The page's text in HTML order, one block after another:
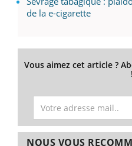
de la e-cigarette
Vous aimez cet article ?
!
NOUS VOUS